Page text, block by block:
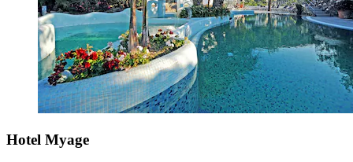
Hotel Myage